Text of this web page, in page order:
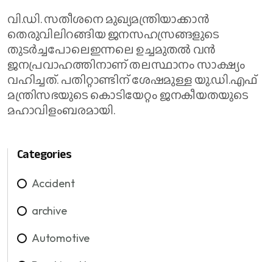
വി.ഡി. സതീശനെ മുഖ്യമന്ത്രിയാക്കാൻ
തെരുവിലിറങ്ങിയ ജനസഹസ്രങ്ങളുടെ
തുടർച്ചപോലെഇന്നലെ ഉച്ചമുതൽ വൻ
ജനപ്രവാഹത്തിനാണ് തലസ്ഥാനം സാക്ഷ്യം
വഹിച്ചത്. പതിറ്റാണ്ടിന് ശേഷമുള്ള യു.ഡി.എഫ്
മന്ത്രിസഭയുടെ കൊടിയേറ്റം ജനകീയതയുടെ
മഹാവിളംബരമായി.
Categories
Accident
archive
Automotive